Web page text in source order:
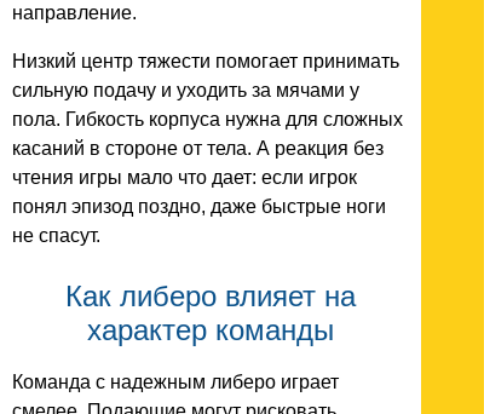
направление.
Низкий центр тяжести помогает принимать
сильную подачу и уходить за мячами у
пола. Гибкость корпуса нужна для сложных
касаний в стороне от тела. А реакция без
чтения игры мало что дает: если игрок
понял эпизод поздно, даже быстрые ноги
не спасут.
Как либеро влияет на
характер команды
Команда с надежным либеро играет